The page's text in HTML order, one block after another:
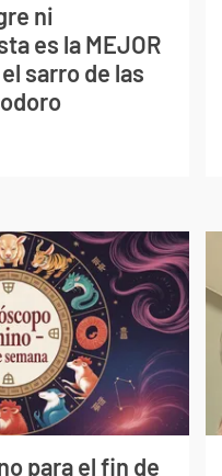
ni
es la MEJOR
sarro de las
para el fin de